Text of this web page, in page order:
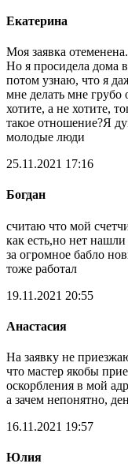
Екатерина
Моя заявка
Но я просидела дома
потом узнаю, что я
мне делать мне грубо
хотите, а не хотите,
такое отношение?Я
молодые люди
25.11.2021 17:16
Богдан
считаю что мой
как есть,но нет
за огромное бабло
тоже работал
19.11.2021 20:55
Анастасия
На заявку не
что мастер якобы
оскорбления в мой
а зачем непонятно,
16.11.2021 19:57
Юлия